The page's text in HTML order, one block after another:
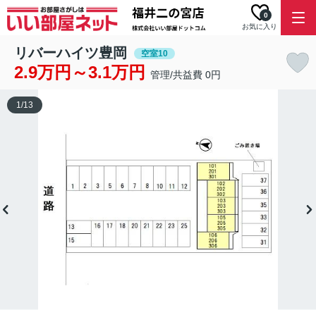
お気に入り
0
リバーハイツ豊岡 空室10
2.9万円～3.1万円 管理/共益費 0円
1/13